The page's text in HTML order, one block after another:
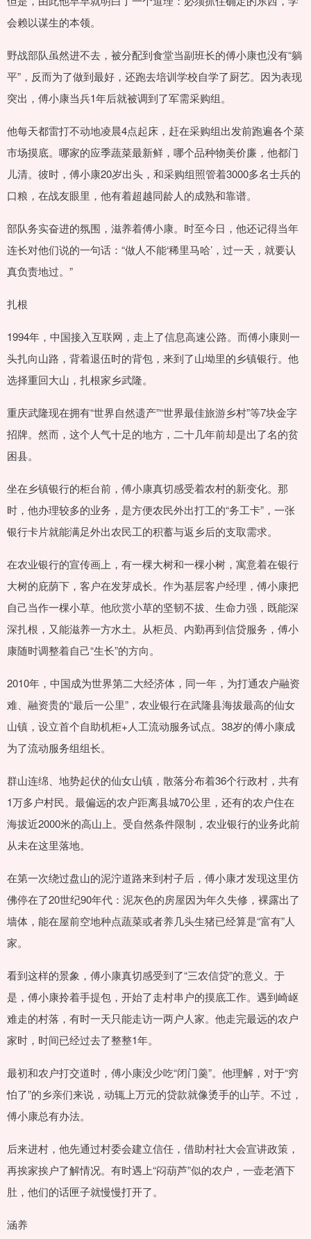
会赖以谋生的本领。
野战部队虽然进不去，被分配到食堂当副班长的傅小康也没有“躺
平”，反而为了做到最好，还跑去培训学校自学了厨艺。因为表现
突出，傅小康当兵1年后就被调到了军需采购组。
他每天都雷打不动地凌晨4点起床，赶在采购组出发前跑遍各个菜
市场摸底。哪家的应季蔬菜最新鲜，哪个品种物美价廉，他都门
儿清。彼时，傅小康20岁出头，和采购组照管着3000多名士兵的
口粮，在战友眼里，他有着超越同龄人的成熟和靠谱。
部队务实奋进的氛围，滋养着傅小康。时至今日，他还记得当年
连长对他们说的一句话：“做人不能‘稀里马哈’，过一天，就要认
真负责地过。”
扎根
1994年，中国接入互联网，走上了信息高速公路。而傅小康则一
头扎向山路，背着退伍时的背包，来到了山坳里的乡镇银行。他
选择重回大山，扎根家乡武隆。
重庆武隆现在拥有“世界自然遗产”“世界最佳旅游乡村”等7块金字
招牌。然而，这个人气十足的地方，二十几年前却是出了名的贫
困县。
坐在乡镇银行的柜台前，傅小康真切感受着农村的新变化。那
时，他办理较多的业务，是方便农民外出打工的“务工卡”，一张
银行卡片就能满足外出农民工的积蓄与返乡后的支取需求。
在农业银行的宣传画上，有一棵大树和一棵小树，寓意着在银行
大树的庇荫下，客户在发芽成长。作为基层客户经理，傅小康把
自己当作一棵小草。他欣赏小草的坚韧不拔、生命力强，既能深
深扎根，又能滋养一方水土。从柜员、内勤再到信贷服务，傅小
康随时调整着自己“生长”的方向。
2010年，中国成为世界第二大经济体，同一年，为打通农户融资
难、融资贵的“最后一公里”，农业银行在武隆县海拔最高的仙女
山镇，设立首个自助机柜+人工流动服务试点。38岁的傅小康成
为了流动服务组组长。
群山连绵、地势起伏的仙女山镇，散落分布着36个行政村，共有
1万多户村民。最偏远的农户距离县城70公里，还有的农户住在
海拔近2000米的高山上。受自然条件限制，农业银行的业务此前
从未在这里落地。
在第一次绕过盘山的泥泞道路来到村子后，傅小康才发现这里仿
佛停在了20世纪90年代：泥灰色的房屋因为年久失修，裸露出了
墙体，能在屋前空地种点蔬菜或者养几头生猪已经算是“富有”人
家。
看到这样的景象，傅小康真切感受到了“三农信贷”的意义。于
是，傅小康拎着手提包，开始了走村串户的摸底工作。遇到崎岖
难走的村落，有时一天只能走访一两户人家。他走完最远的农户
家时，时间已经过去了整整1年。
最初和农户打交道时，傅小康没少吃“闭门羹”。他理解，对于“穷
怕了”的乡亲们来说，动辄上万元的贷款就像烫手的山芋。不过，
傅小康总有办法。
后来进村，他先通过村委会建立信任，借助村社大会宣讲政策，
再挨家挨户了解情况。有时遇上“闷葫芦”似的农户，一壶老酒下
肚，他们的话匣子就慢慢打开了。
涵养